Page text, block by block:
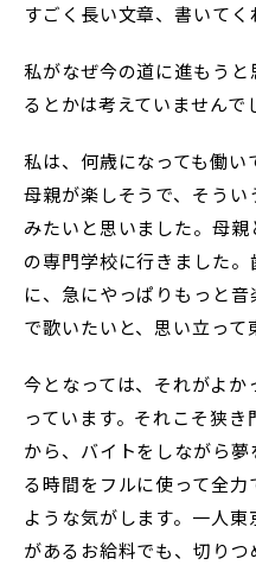
すごく長い文章、書いてく
私がなぜ今の道に進もう
るとかは考えていませんで
私は、何歳になっても働い
母親が楽しそうで、そう
みたいと思いました。母
の専門学校に行きました
に、急にやっぱりもっと
で歌いたいと、思い立って
今となっては、それがよ
っています。それこそ狭
から、バイトをしながら
る時間をフルに使って全
ような気がします。一人
があるお給料でも、切りつ